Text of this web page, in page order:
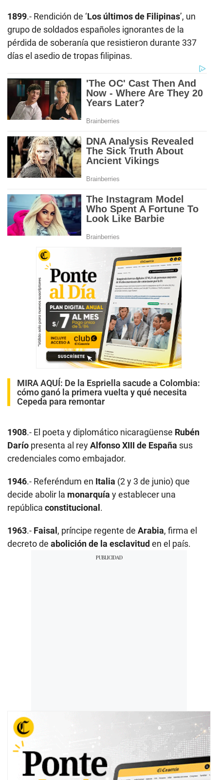
1899.- Rendición de ‘Los últimos de Filipinas’, un
grupo de soldados españoles ignorantes de la
pérdida de soberanía que resistieron durante 337
días el asedio de tropas filipinas.
MIRA AQUÍ: De la Espriella sacude a Colombia:
cómo ganó la primera vuelta y qué necesita
Cepeda para remontar
1908.- El poeta y diplomático nicaragüense Rubén
Darío presenta al reyAlfonso XIII de España sus
credenciales como embajador.
1946.- Referéndum en Italia (2 y 3 de junio) que
decide abolir la monarquía y establecer una
república constitucional.
1963.- Faisal, príncipe regente de Arabia, firma el
decreto de abolición de la esclavituden el país.